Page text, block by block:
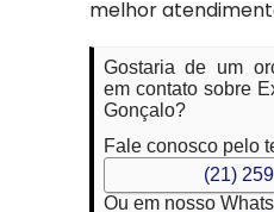
melhor
Gostaria de um
em contato sobre
Gonçalo?
Fale conosco pelo
(21)
Ou em nosso